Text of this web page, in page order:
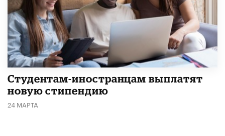
Студентам-иностранцам выплатят
новую стипендию
24 МАРТА